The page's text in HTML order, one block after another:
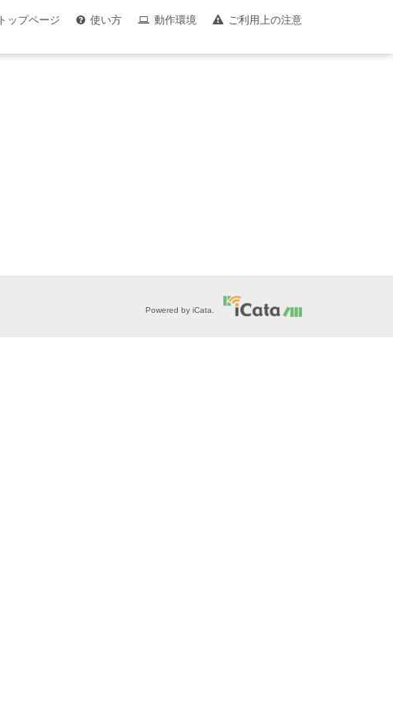
トップページ 使い方 動作環境 ご利用上の注意
Powered by iCata.